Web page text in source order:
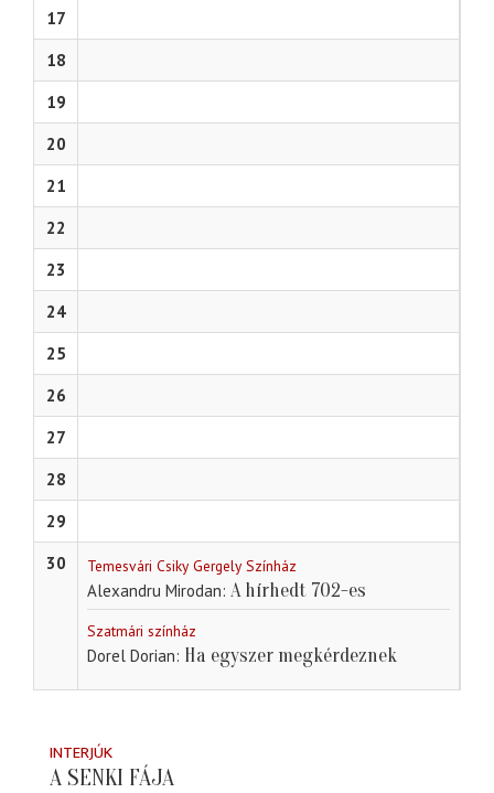
17
18
19
20
21
22
23
24
25
26
27
28
29
30
Temesvári Csiky Gergely Színház
Alexandru Mirodan A hírhedt 702-es
Szatmári színház
Dorel Dorian Ha egyszer megkérdeznek
INTERJÚK
A SENKI FÁJA